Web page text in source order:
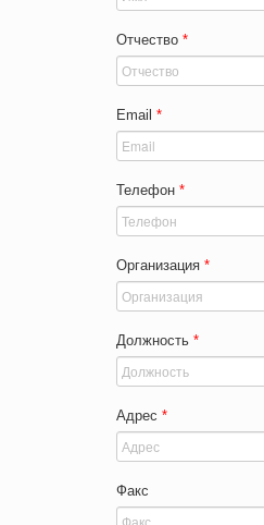
Отчество *
Email *
Телефон *
Организация *
Должность *
Адрес *
Факс